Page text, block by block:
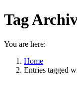
Tag
You are here:
Home
Entries tagged